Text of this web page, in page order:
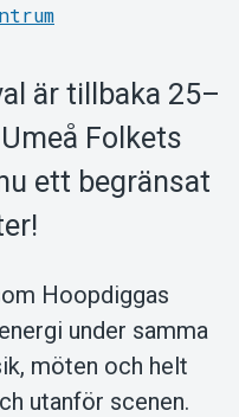
är tillbaka 25–
Folkets
ett begränsat
Hoopdiggas
under samma
möten och helt
utanför scenen.